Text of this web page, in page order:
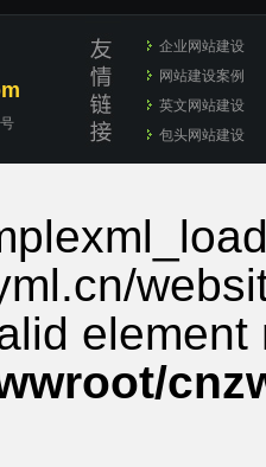
企业网站建设
网站建设案例
英文网站建设
包头网站建设
element